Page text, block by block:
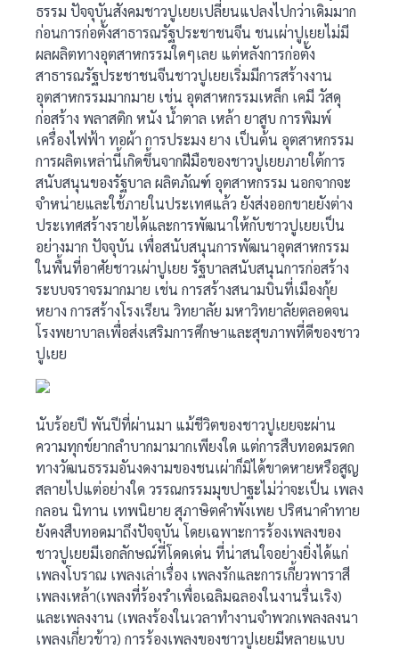
ธรรม ปัจจุบันสังคมชาวปูเยยเปลี่ยนแปลงไปกว่าเดิมมาก
ก่อนการก่อตั้งสาธารณรัฐประชาชนจีน ชนเผ่าปูเยยไม่มี
ผลผลิตทางอุตสาหกรรมใดๆเลย แต่หลังการก่อตั้ง
สาธารณรัฐประชาชนจีนชาวปูเยยเริ่มมีการสร้างงาน
อุตสาหกรรมมากมาย เช่น อุตสาหกรรมเหล็ก เคมี วัสดุ
ก่อสร้าง พลาสติก หนัง น้ำตาล เหล้า ยาสูบ การพิมพ์
เครื่องไฟฟ้า ทอผ้า การประมง ยาง เป็นต้น อุตสาหกรรม
การผลิตเหล่านี้เกิดขึ้นจากฝีมือของชาวปูเยยภายใต้การ
สนับสนุนของรัฐบาล ผลิตภัณฑ์ อุตสาหกรรม นอกจากจะ
จำหน่ายและใช้ภายในประเทศแล้ว ยังส่งออกขายยังต่าง
ประเทศสร้างรายได้และการพัฒนาให้กับชาวปูเยยเป็น
อย่างมาก ปัจจุบัน เพื่อสนับสนุนการพัฒนาอุตสาหกรรม
ในพื้นที่อาศัยชาวเผ่าปูเยย รัฐบาลสนับสนุนการก่อสร้าง
ระบบจราจรมากมาย เช่น การสร้างสนามบินที่เมืองกุ้ย
หยาง การสร้างโรงเรียน วิทยาลัย มหาวิทยาลัยตลอดจน
โรงพยาบาลเพื่อส่งเสริมการศึกษาและสุขภาพที่ดีของชาว
ปูเยย
นับร้อยปี พันปีที่ผ่านมา แม้ชีวิตของชาวปูเยยจะผ่าน
ความทุกข์ยากลำบากมามากเพียงใด แต่การสืบทอดมรดก
ทางวัฒนธรรมอันงดงามของชนเผ่าก็มิได้ขาดหายหรือสูญ
สลายไปแต่อย่างใด วรรณกรรมมุขปาฐะไม่ว่าจะเป็น เพลง
กลอน นิทาน เทพนิยาย สุภาษิตคำพังเพย ปริศนาคำทาย
ยังคงสืบทอดมาถึงปัจจุบัน โดยเฉพาะการร้องเพลงของ
ชาวปูเยยมีเอกลักษณ์ที่โดดเด่น ที่น่าสนใจอย่างยิ่งได้แก่
เพลงโบราณ เพลงเล่าเรื่อง เพลงรักและการเกี้ยวพาราสี
เพลงเหล้า(เพลงที่ร้องรำเพื่อเฉลิมฉลองในงานรื่นเริง)
และเพลงงาน (เพลงร้องในเวลาทำงานจำพวกเพลงลงนา
เพลงเกี่ยวข้าว) การร้องเพลงของชาวปูเยยมีหลายแบบ